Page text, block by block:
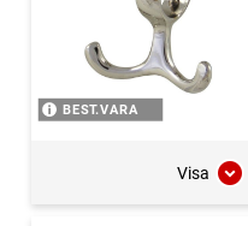
BEST.VARA
Visa